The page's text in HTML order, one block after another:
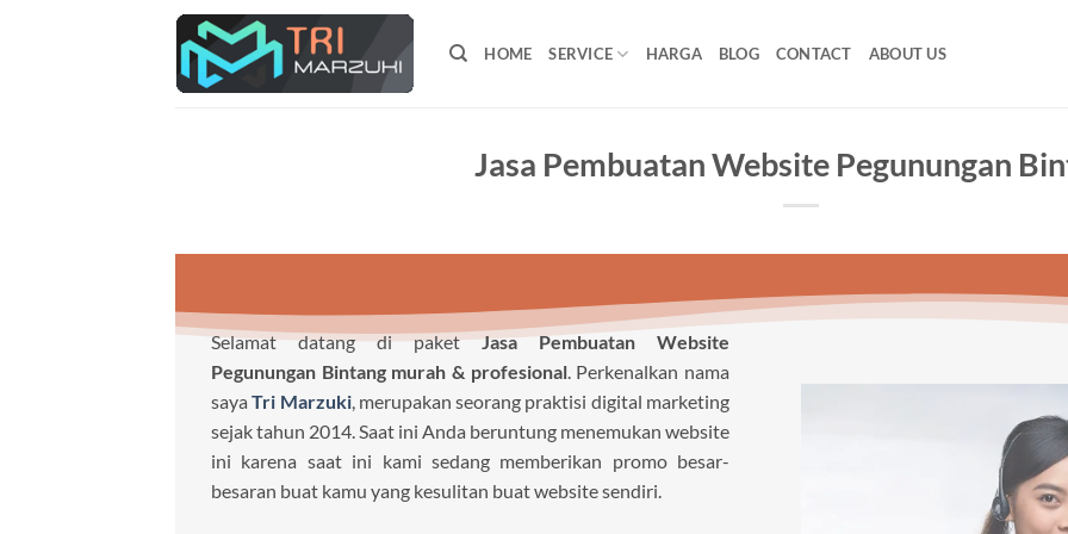
HOME SERVICE HARGA BLOG CONTACT ABOUT US
Jasa Pembuatan Website Pegunungan
Selamat datang di paketJasa Pembuatan Website
Pegunungan Bintang murah & profesional. Perkenalkan nama
sayaTri Marzuki, merupakan seorang praktisi digital marketing
sejak tahun 2014. Saat ini Anda beruntung menemukan website
ini karena saat ini kami sedang memberikan promo besar-
besaran buat kamu yang kesulitan buat website sendiri.